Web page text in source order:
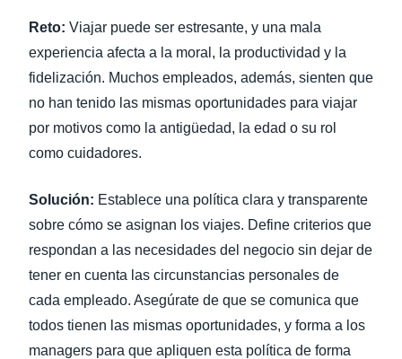
Reto: Viajar puede ser estresante, y una mala
experiencia afecta a la moral, la productividad y la
fidelización. Muchos empleados, además, sienten que
no han tenido las mismas oportunidades para viajar
por motivos como la antigüedad, la edad o su rol
como cuidadores.
Solución: Establece una política clara y transparente
sobre cómo se asignan los viajes. Define criterios que
respondan a las necesidades del negocio sin dejar de
tener en cuenta las circunstancias personales de
cada empleado. Asegúrate de que se comunica que
todos tienen las mismas oportunidades, y forma a los
managers para que apliquen esta política de forma